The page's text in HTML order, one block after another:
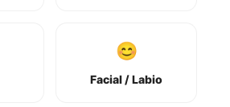
😊
Facial / Labio